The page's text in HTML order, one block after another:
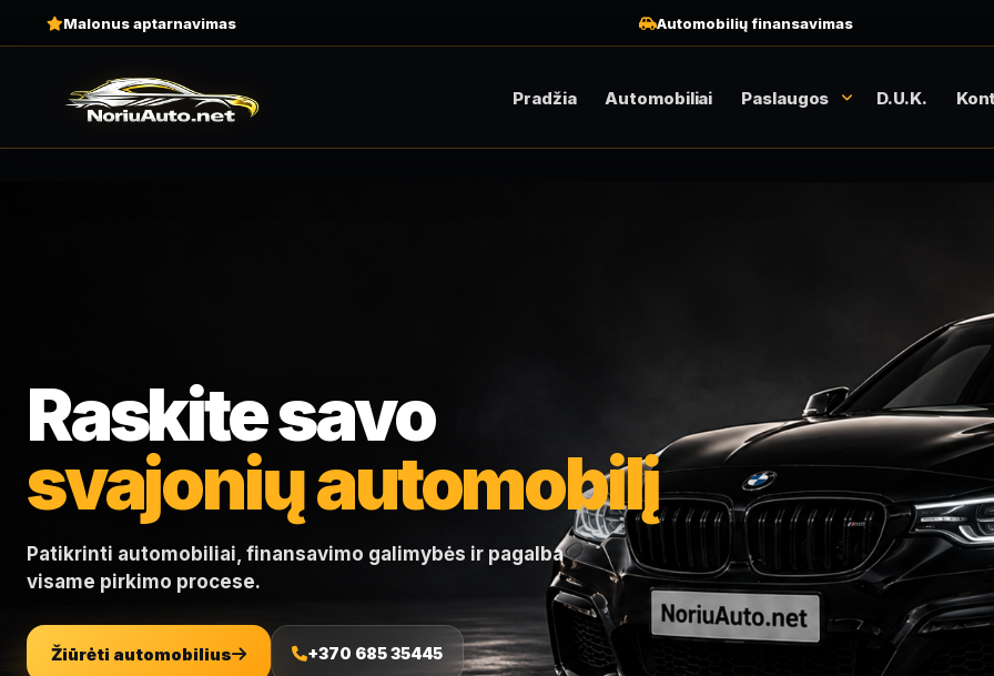
Malonus aptarnavimas Automobilių finansavimas
Pradžia Automobiliai Paslaugos D.U.K.
Raskite savo
svajonių automobilį
Patikrinti automobiliai, finansavimo galimybės ir pagalba
visame pirkimo procese.
Žiūrėti automobilius +370 685 35445